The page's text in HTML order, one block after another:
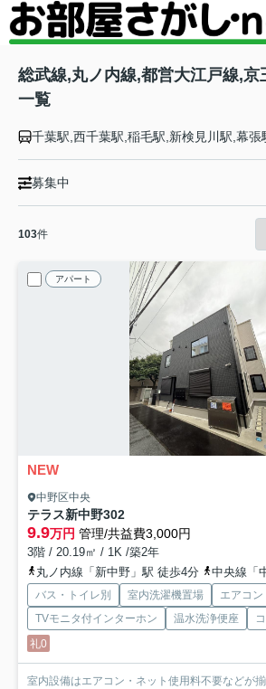
総武線,丸ノ内線,都営大江戸線,京
一覧
募集中
103件
アパート
NEW
中野区中央
テラス新中野302
9.9万円 管理/共益費3,000円
3階 / 20.19㎡ / 1K /築2年
丸ノ内線「新中野」駅 徒歩4分
中央線「
バス・トイレ別 室内洗濯機置場
エアコン
TVモニタ付インターホン
温水洗浄便座
礼0
室内設備はエアコン・ネット使用料不要などが